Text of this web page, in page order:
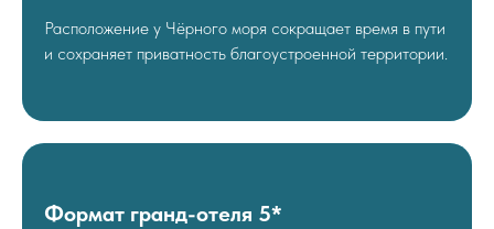
Расположение у Чёрного моря сокращает время в пути
и сохраняет приватность благоустроенной территории.
Формат гранд-отеля 5*